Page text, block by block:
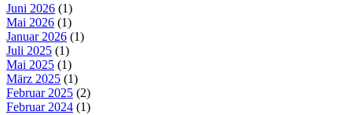
Juni 2026 (1)
Mai 2026 (1)
Januar 2026 (1)
Juli 2025 (1)
Mai 2025 (1)
März 2025 (1)
Februar 2025 (2)
Februar 2024 (1)